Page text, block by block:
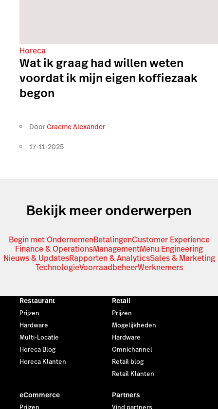
Horeca
Wat ik graag had willen weten
voordat ik mijn eigen koffiezaak
begon
DoorGraeme Alexander
17-11-2025
Bekijk meer onderwerpen
Begin met OndernemenBetalingenCustomer Experience
Finance & OperationsManagementMenu Engineering
Nieuws & UpdatesRapporten & AnalyticsSales & Marketing
TechnologieVoorraadbeheerWerknemers
Restaurant
Prijzen
Hardware
Multi-Locatie
Horeca Blog
Horeca Klanten
Retail
Prijzen
Mogelijkheden
Hardware
Omnichannel
Retail blog
Retail Klanten
eCommerce Partners